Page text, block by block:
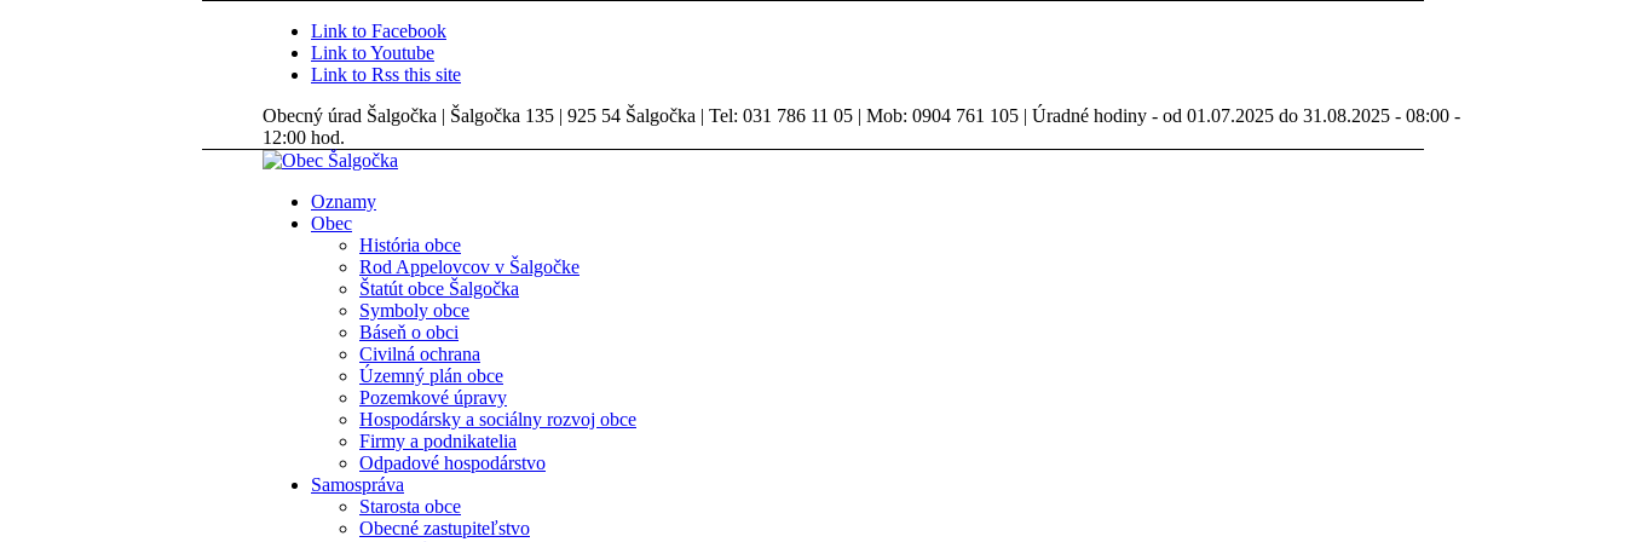
Link to Facebook
Link to Youtube
Link to Rss this site
Obecný úrad Šalgočka | Šalgočka 135 | 925 54 Šalgočka | Tel: 031 786 11 05 | Mob: 0904 761 105 | Úradné hodiny - od 01.07.2025 do 31.08.2025 - 08:00 -
12:00 hod.
Oznamy
Obec
História obce
Rod Appelovcov v Šalgočke
Štatút obce Šalgočka
Symboly obce
Báseň o obci
Civilná ochrana
Územný plán obce
Pozemkové úpravy
Hospodársky a sociálny rozvoj obce
Firmy a podnikatelia
Odpadové hospodárstvo
Samospráva
Starosta obce
Obecné zastupiteľstvo